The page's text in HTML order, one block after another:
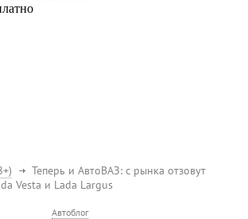
Теперь и АвтоВАЗ: с рынка отзовут
Vesta и Lada Largus
Автоблог